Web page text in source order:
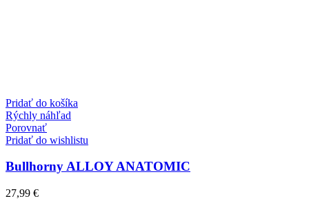
Pridať do košíka
Rýchly náhľad
Porovnať
Pridať do wishlistu
Bullhorny ALLOY ANATOMIC
27,99 €